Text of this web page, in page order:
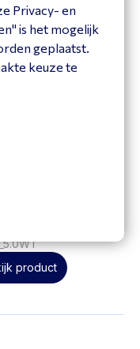
product
Privacy- en
is het mogelijk
geplaatst.
keuze te